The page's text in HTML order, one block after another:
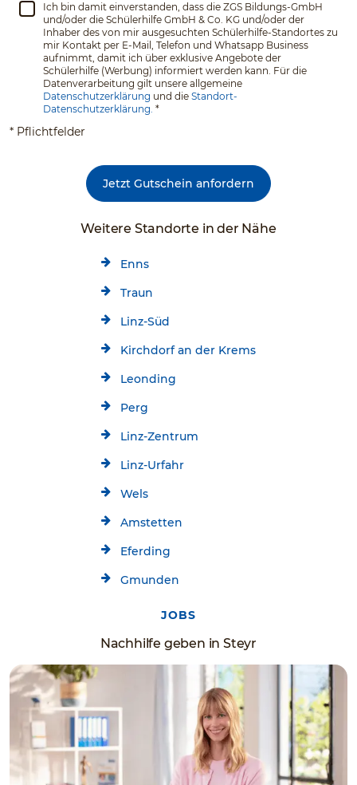
Ich bin damit einverstanden, dass die ZGS Bildungs-GmbH
und/oder die Schülerhilfe GmbH & Co. KG und/oder der
Inhaber des von mir ausgesuchten Schülerhilfe-Standortes zu
mir Kontakt per E-Mail, Telefon und Whatsapp Business
aufnimmt, damit ich über exklusive Angebote der
Schülerhilfe (Werbung) informiert werden kann. Für die
Datenverarbeitung gilt unsere allgemeine
Datenschutzerklärung und die Standort-
Datenschutzerklärung. *
* Pflichtfelder
Jetzt Gutschein anfordern
Weitere Standorte in der Nähe
Enns
Traun
Linz-Süd
Kirchdorf an der Krems
Leonding
Perg
Linz-Zentrum
Linz-Urfahr
Wels
Amstetten
Eferding
Gmunden
JOBS
Nachhilfe geben in Steyr